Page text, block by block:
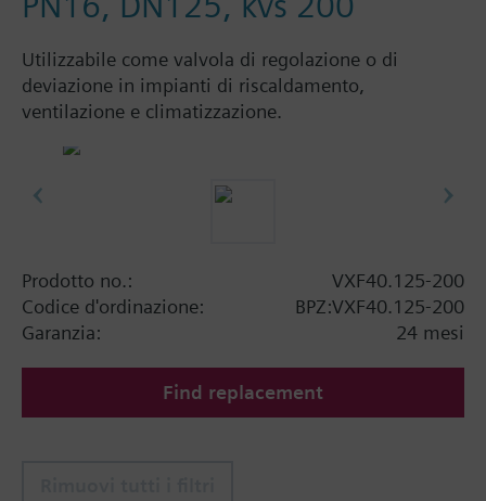
Utilizzabile come valvola di regolazione o di
deviazione in impianti di riscaldamento,
ventilazione e climatizzazione.
Prodotto no.:
VXF40.125-200
Codice d'ordinazione:
BPZ:VXF40.125-200
Garanzia:
24 mesi
Find replacement